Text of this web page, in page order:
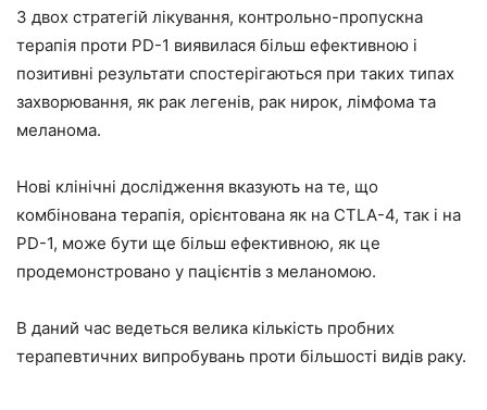
З двох стратегій лікування, контрольно-пропускна
терапія проти PD-1 виявилася більш ефективною і
позитивні результати спостерігаються при таких типах
захворювання, як рак легенів, рак нирок, лімфома та
меланома.
Нові клінічні дослідження вказують на те, що
комбінована терапія, орієнтована як на CTLA-4, так і на
PD-1, може бути ще більш ефективною, як це
продемонстровано у пацієнтів з меланомою.
В даний час ведеться велика кількість пробних
терапевтичних випробувань проти більшості видів раку.